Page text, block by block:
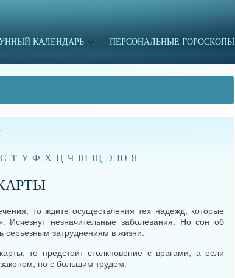
КАЛЕНДАРЬ ПЕРСОНАЛЬНЫЕ ГОРОСКОПЫ
С Т У Ф Х Ц Ч Ш Щ Э Ю Я
то ждите осуществления тех надежд, которые
Исчезнут незначительные заболевания. Но сон об
серьезным затруднениям в жизни.
то предстоит столкновение с врагами, а если
но с большим трудом.